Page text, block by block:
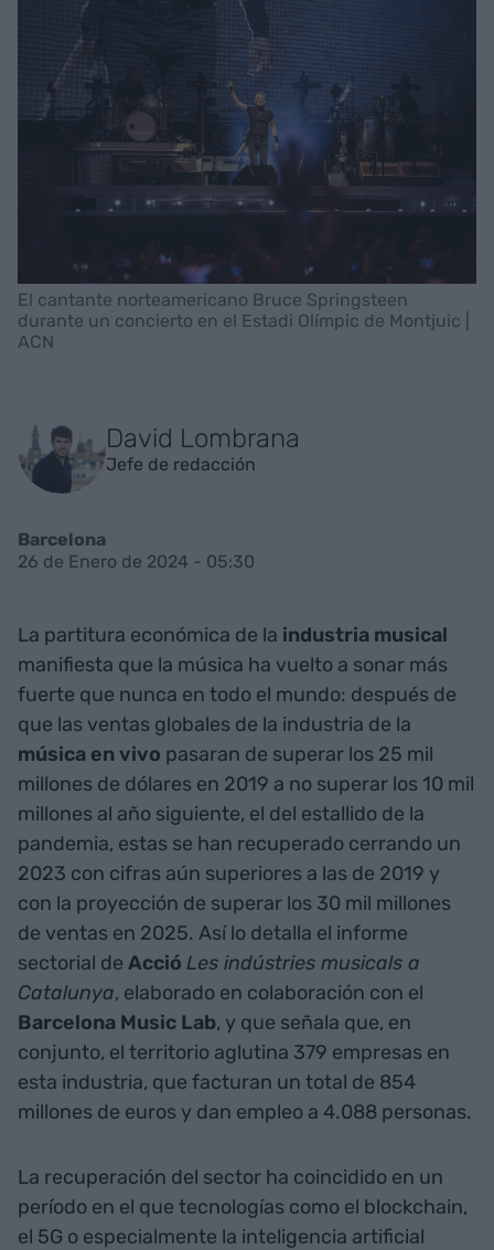
El cantante norteamericano Bruce Springsteen
durante un concierto en el Estadi Olímpic de Montjuic |
ACN
David Lombrana
Jefe de redacción
Barcelona
26 de Enero de 2024 - 05:30
La partitura económica de la industria musical
manifiesta que la música ha vuelto a sonar más
fuerte que nunca en todo el mundo: después de
que las ventas globales de la industria de la
música en vivo pasaran de superar los 25 mil
millones de dólares en 2019 a no superar los 10 mil
millones al año siguiente, el del estallido de la
pandemia, estas se han recuperado cerrando un
2023 con cifras aún superiores a las de 2019 y
con la proyección de superar los 30 mil millones
de ventas en 2025. Así lo detalla el informe
sectorial de Acció Les indústries musicals a
Catalunya, elaborado en colaboración con el
Barcelona Music Lab, y que señala que, en
conjunto, el territorio aglutina 379 empresas en
esta industria, que facturan un total de 854
millones de euros y dan empleo a 4.088 personas.
La recuperación del sector ha coincidido en un
período en el que tecnologías como el blockchain,
el 5G o especialmente la inteligencia artificial